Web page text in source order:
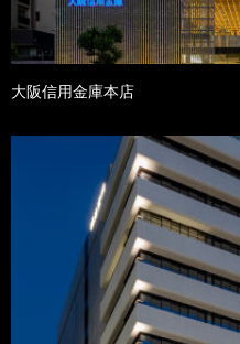
大阪信用金庫本店